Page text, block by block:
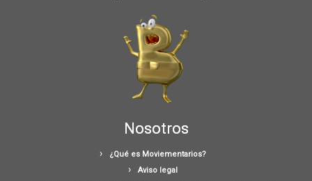
Nosotros
¿Qué es Moviementarios?
Aviso legal